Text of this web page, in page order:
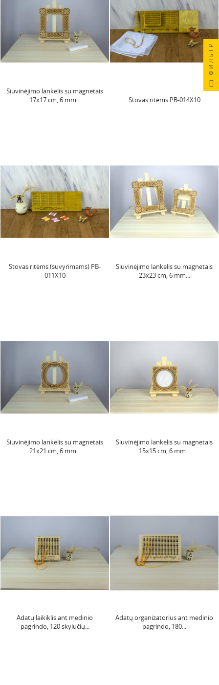
Siuvinėjimo lankelis su magnetais
17x17 cm, 6 mm...
Stovas ritėms PB-014X10
Stovas ritėms (suvyrimams) PB-
011X10
Siuvinėjimo lankelis su magnetais
23x23 cm, 6 mm...
Siuvinėjimo lankelis su magnetais
21x21 cm, 6 mm...
Siuvinėjimo lankelis su magnetais
15x15 cm, 6 mm...
Adatų laikiklis ant medinio
pagrindo, 120 skylučių...
Adatų organizatorius ant medinio
pagrindo, 180...
ФИЛЬТР